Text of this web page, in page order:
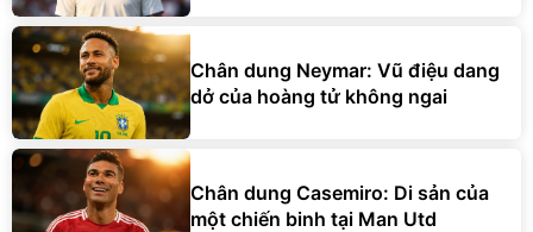
Chân dung Neymar: Vũ điệu dang
dở của hoàng tử không ngai
Chân dung Casemiro: Di sản của
một chiến binh tại Man Utd